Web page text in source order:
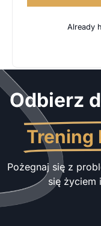
Already
Odbierz
Trening
Pożegnaj się z
się życiem